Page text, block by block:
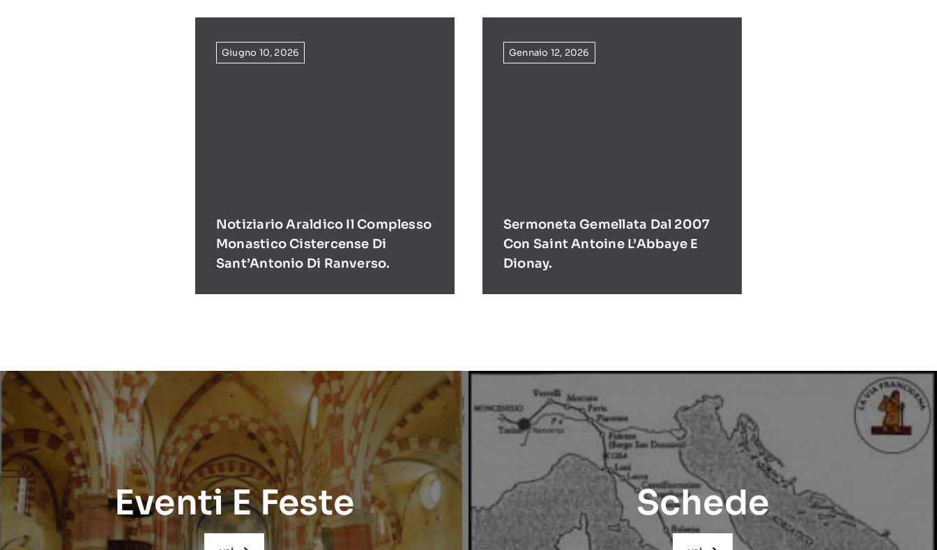
Giugno 10, 2026
Notiziario Araldico Il Complesso
Monastico Cistercense Di
Sant’Antonio Di Ranverso.
Gennaio 12, 2026
Sermoneta Gemellata Dal 2007
Con Saint Antoine L’Abbaye E
Dionay.
Eventi E Feste Schede